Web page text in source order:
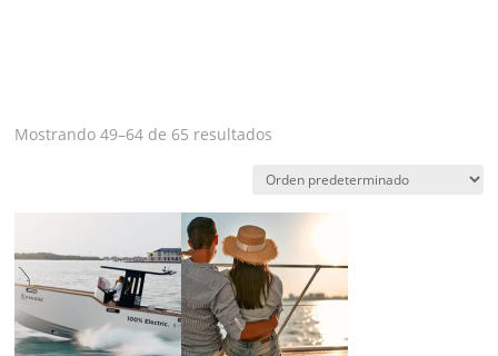
Mostrando 49–64 de 65 resultados